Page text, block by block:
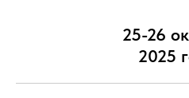
25-26
2025